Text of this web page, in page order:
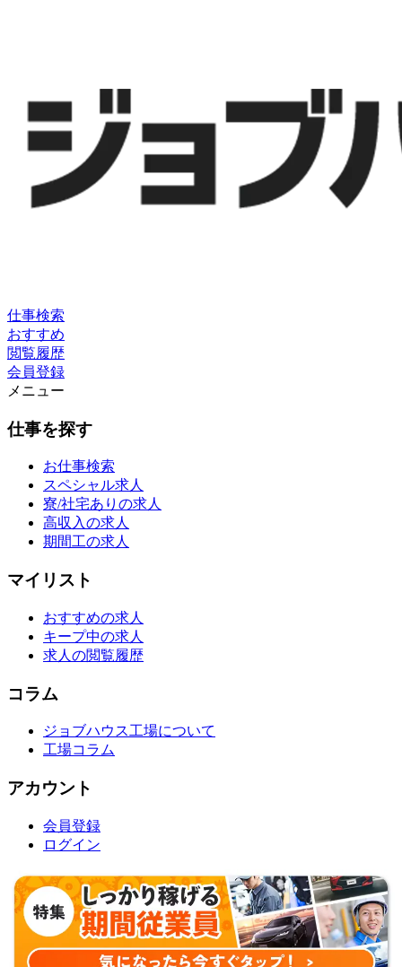
仕事検索
おすすめ
閲覧履歴
会員登録
メニュー
仕事を探す
お仕事検索
スペシャル求人
寮/社宅ありの求人
高収入の求人
期間工の求人
マイリスト
おすすめの求人
キープ中の求人
求人の閲覧履歴
コラム
ジョブハウス工場について
工場コラム
アカウント
会員登録
ログイン